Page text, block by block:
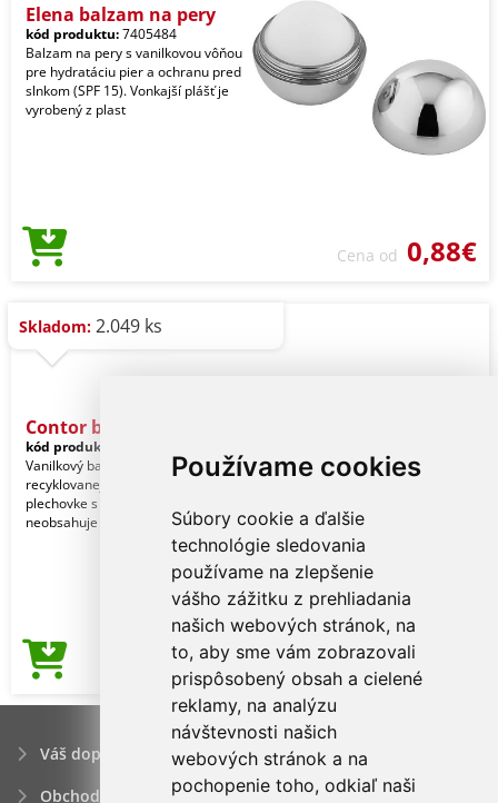
Používame cookies
Súbory cookie a ďalšie
technológie sledovania
používame na zlepšenie
vášho zážitku z prehliadania
našich webových stránok, na
to, aby sme vám zobrazovali
prispôsobený obsah a cielené
reklamy, na analýzu
návštevnosti našich
webových stránok a na
pochopenie toho, odkiaľ naši
Elena balzam na pery
kód produktu:7405484
Balzam na pery s vanilkovou vôňou
pre hydratáciu pier a ochranu pred
slnkom (SPF 15). Vonkajší plášť je
vyrobený z plast
Cena od 0,88€
Skladom: 2.049 ks
Contor balzam na pery
kód produktu:
Vanilkový balzam na pery v
recyklovanej hliníkovej skrutkovacej
plechovke s ochranou SPF15. Výrobok
neobsahuje zložky ži
Cena od 0,75€
Váš dopyt
Obchodné podmienky